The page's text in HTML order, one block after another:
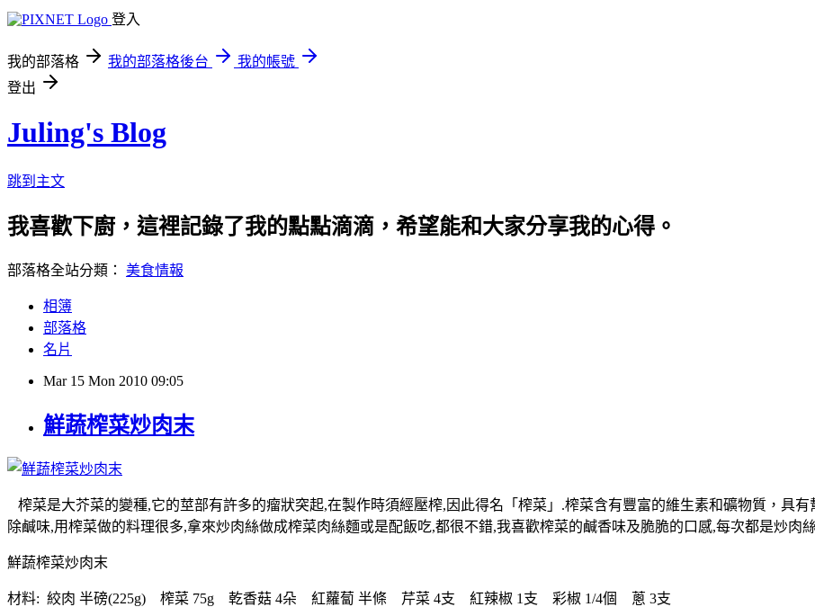
登入
我的部落格 我的部落格後台
我的帳號
登出
Juling's Blog
跳到主文
我喜歡下廚，這裡記錄了我的點點滴滴，希望能和大家分享我的心得。
部落格全站分類： 美食情報
相簿
部落格
名片
Mar 15 Mon 2010 09:05
鮮蔬榨菜炒肉末
榨菜是大芥菜的變種,它的莖部有許多的瘤狀突起,在製作時須經壓榨,因此得名「榨菜」.榨菜含有豐富的維生素和礦物質，具
除鹹味,用榨菜做的料理很多,拿來炒肉絲做成榨菜肉絲麵或是配飯吃,都很不錯,我喜歡榨菜的鹹香味及脆脆的口感,每次都是炒肉
鮮蔬榨菜炒肉末
材料: 絞肉 半磅(225g) 榨菜 75g 乾香菇 4朵 紅蘿蔔 半條 芹菜 4支 紅辣椒 1支 彩椒 1/4個 蔥 3支